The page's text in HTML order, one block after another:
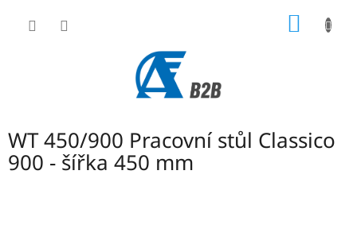
WT 450/900 Pracovní stůl Classico
900 - šířka 450 mm